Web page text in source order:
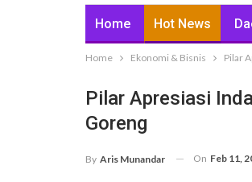
Home Hot News
Home Ekonomi & Bisnis Pilar
Pilar Apresiasi
Goreng
By Aris Munandar On Feb 11,